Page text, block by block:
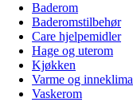
Baderom
Baderomstilbehør
Care hjelpemidler
Hage og uterom
Kjøkken
Varme og inneklima
Vaskerom